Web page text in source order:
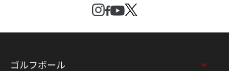
ゴルフボール